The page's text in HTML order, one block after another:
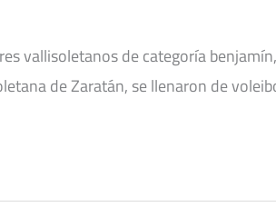
vallisoletanos de categoría
de Zaratán, se llenaron de